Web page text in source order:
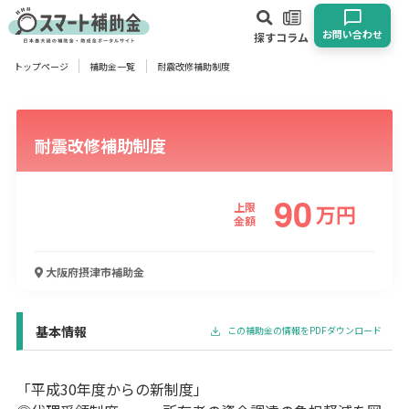
探すコラム お問い合わせ
対象
企業 団体 個人 その他
業種
宿泊･旅館業
その他
使い道
トップページ 補助金一覧 耐震改修補助制度
耐震改修補助制度
上限
金額
90万円
大阪府摂津市補助金
基本情報 この補助金の情報をPDFダウンロード
「平成30年度からの新制度」